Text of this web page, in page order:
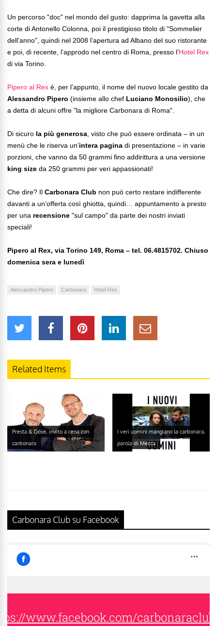
Un percorso "doc" nel mondo del gusto: dapprima la gavetta alla
corte di Antonello Colonna, poi il prestigioso titolo di "Sommelier
dell’anno", quindi nel 2008 l’apertura ad Albano del suo ristorante
e poi, di recente, l’approdo nel centro di Roma, presso l’Hotel Rex
di via Torino.
Pipero al Rex è, per l’appunto, il nome del nuovo locale gestito da
Alessandro Pipero (insieme allo chef Luciano Monosilio), che
a detta di alcuni offre "la migliore Carbonara di Roma".
Di sicuro la più generosa , visto che può essere ordinata – in un
menù che le riserva un’intera pagina di presentazione – in varie
porzioni, che vanno da 50 grammi fino addirittura a una versione
king size da 250 grammi per veri appassionati!
Che dire? Il Carbonara Club non può certo restare indifferente
davanti a un’offerta così ghiotta, quindi… appuntamento a presto
per una recensione "sul campo" da parte dei nostri inviati
speciali!
Pipero al Rex, via Torino 149, Roma – tel. 06.4815702. Chiuso
domenica sera e lunedì
Alessandro Pipero Carbonara Hotel Rex
Related Items
Presta & Dose, invito a cena con
carbonara
I veri uomini mangiano la carbonara,
parola di Mecca
Carbonara Club su Facebook
www.facebook.com/